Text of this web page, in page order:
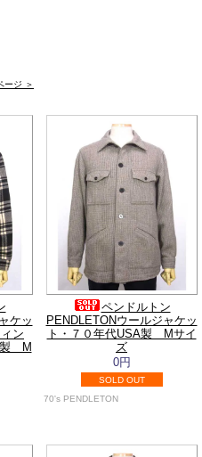
ージ ＞
ケッ
ン
製 M
ペンドルトン
PENDLETONウールジャケッ
ト・７０年代USA製 Mサイ
ズ
0円
SOLD OUT
70's PENDLETON